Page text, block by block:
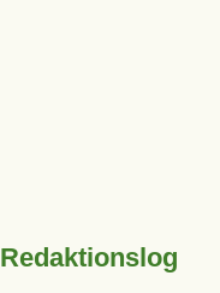
Redaktionslog